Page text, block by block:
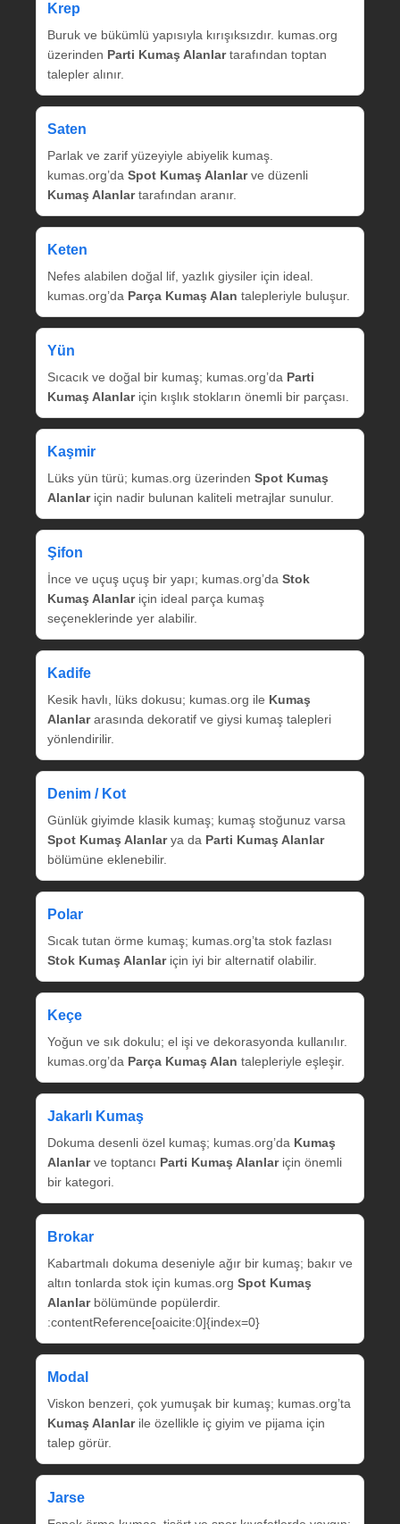
Krep
Buruk ve bükümlü yapısıyla kırışıksızdır. kumas.org
üzerinden Parti Kumaş Alanlartarafından toptan
talepler alınır.
Saten
Parlak ve zarif yüzeyiyle abiyelik kumaş.
kumas.org’da Spot Kumaş Alanlarve düzenli
Kumaş Alanlartarafından aranır.
Keten
Nefes alabilen doğal lif, yazlık giysiler için ideal.
kumas.org’da Parça Kumaş Alan talepleriyle buluşur.
Yün
Sıcacık ve doğal bir kumaş; kumas.org’da Parti
Kumaş Alanlariçin kışlık stokların önemli bir parçası.
Kaşmir
Lüks yün türü; kumas.org üzerinden Spot Kumaş
Alanlariçin nadir bulunan kaliteli metrajlar sunulur.
Şifon
İnce ve uçuş uçuş bir yapı; kumas.org’da Stok
Kumaş Alanlariçin ideal parça kumaş
seçeneklerinde yer alabilir.
Kadife
Kesik havlı, lüks dokusu; kumas.org ile Kumaş
Alanlararasında dekoratif ve giysi kumaş talepleri
yönlendirilir.
Denim / Kot
Günlük giyimde klasik kumaş; kumaş stoğunuz varsa
Spot Kumaş Alanlarya da Parti Kumaş Alanlar
bölümüne eklenebilir.
Polar
Sıcak tutan örme kumaş; kumas.org’ta stok fazlası
Stok Kumaş Alanlariçin iyi bir alternatif olabilir.
Keçe
Yoğun ve sık dokulu; el işi ve dekorasyonda kullanılır.
kumas.org’da Parça Kumaş Alan talepleriyle eşleşir.
Jakarlı Kumaş
Dokuma desenli özel kumaş; kumas.org’da Kumaş
Alanlarve toptancı Parti Kumaş Alanlariçin önemli
bir kategori.
Brokar
Kabartmalı dokuma deseniyle ağır bir kumaş; bakır ve
altın tonlarda stok için kumas.org Spot Kumaş
Alanlarbölümünde popülerdir.
:contentReference[oaicite:0]{index=0}
Modal
Viskon benzeri, çok yumuşak bir kumaş; kumas.org’ta
Kumaş Alanlarile özellikle iç giyim ve pijama için
talep görür.
Jarse